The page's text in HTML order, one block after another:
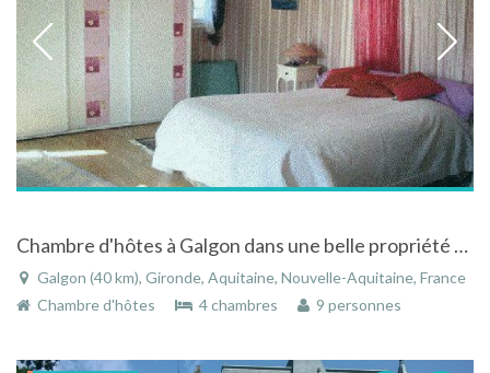
Chambre d'hôtes à Galgon dans une belle propriété avec piscine. Gironde, Aquitaine
Galgon (40 km), Gironde, Aquitaine, Nouvelle-Aquitaine, France
Chambre d'hôtes
4 chambres 9 personnes